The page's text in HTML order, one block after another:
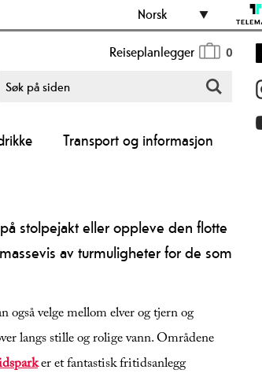
Norsk
Reiseplanlegger 0
Transport og informasjon
stolpejakt eller oppleve den flotte
av turmuligheter for de som
velge mellom elver og tjern og
langs stille og rolige vann. Områdene
er et fantastisk fritidsanlegg